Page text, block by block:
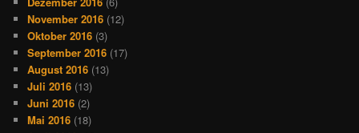
November 2016 (12)
Oktober 2016 (3)
September 2016 (17)
August 2016 (13)
Juli 2016 (13)
Juni 2016 (2)
Mai 2016 (18)